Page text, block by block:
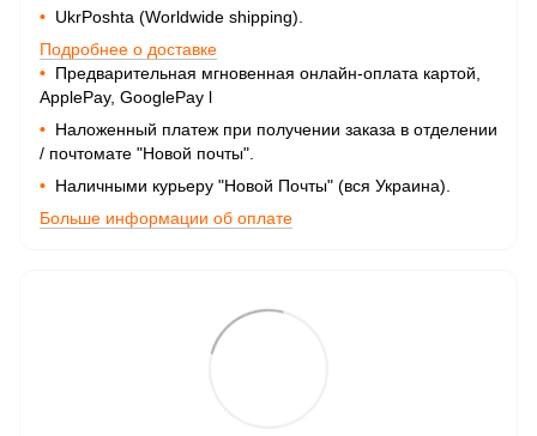
• UkrPoshta (Worldwide shipping).
Подробнее о доставке
• Предварительная мгновенная онлайн-оплата картой,
ApplePay, GooglePay l
• Наложенный платеж при получении заказа в отделении
/ почтомате "Новой почты".
• Наличными курьеру "Новой Почты" (вся Украина).
Больше информации об оплате